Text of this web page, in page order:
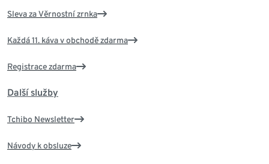
Sleva za Věrnostní zrnka
Každá 11. káva v obchodě zdarma
Registrace zdarma
Další služby
Tchibo Newsletter
Návody k obsluze